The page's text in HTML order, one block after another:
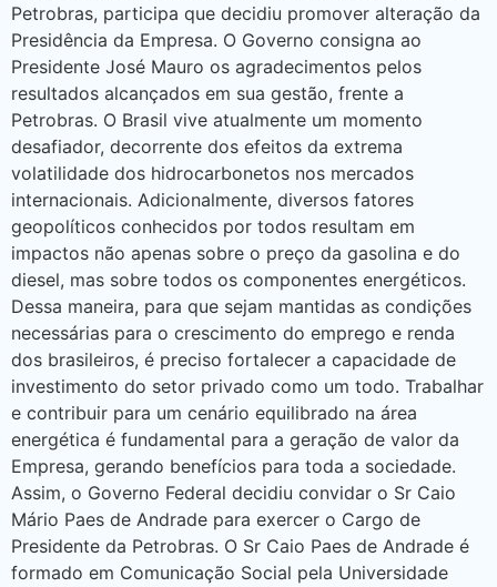
Petrobras, participa que decidiu promover alteração da
Presidência da Empresa. O Governo consigna ao
Presidente José Mauro os agradecimentos pelos
resultados alcançados em sua gestão, frente a
Petrobras. O Brasil vive atualmente um momento
desafiador, decorrente dos efeitos da extrema
volatilidade dos hidrocarbonetos nos mercados
internacionais. Adicionalmente, diversos fatores
geopolíticos conhecidos por todos resultam em
impactos não apenas sobre o preço da gasolina e do
diesel, mas sobre todos os componentes energéticos.
Dessa maneira, para que sejam mantidas as condições
necessárias para o crescimento do emprego e renda
dos brasileiros, é preciso fortalecer a capacidade de
investimento do setor privado como um todo. Trabalhar
e contribuir para um cenário equilibrado na área
energética é fundamental para a geração de valor da
Empresa, gerando benefícios para toda a sociedade.
Assim, o Governo Federal decidiu convidar o Sr Caio
Mário Paes de Andrade para exercer o Cargo de
Presidente da Petrobras. O Sr Caio Paes de Andrade é
formado em Comunicação Social pela Universidade